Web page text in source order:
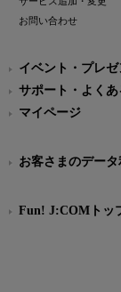
お問い合わせ
イベント・プレゼ
サポート・よくあ
マイページ
お客さまのデー
Fun! J:COMトッ